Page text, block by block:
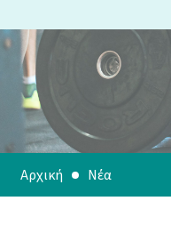
Αρχική Νέα